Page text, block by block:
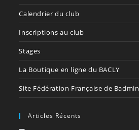
Calendrier du club
Inscriptions au club
Stages
La Boutique en ligne du BACLY
Site Fédération Française de
Articles Récents